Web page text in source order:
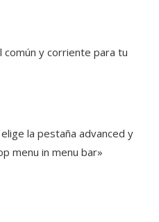
común y corriente para tu
la pestaña advanced y
menu in menu bar»